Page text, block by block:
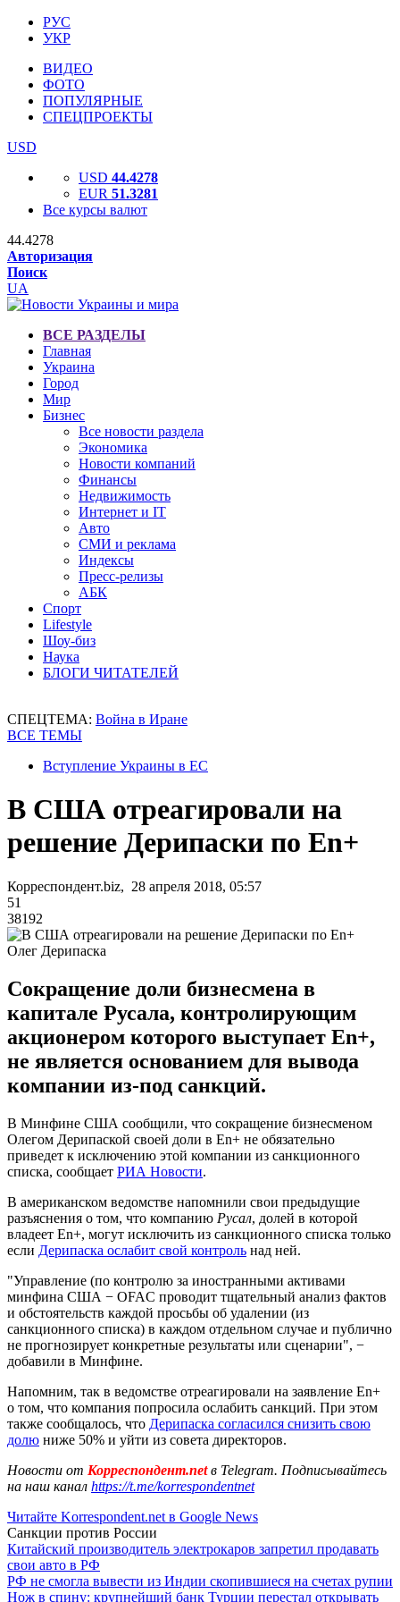
РУС
УКР
ВИДЕО
ФОТО
ПОПУЛЯРНЫЕ
СПЕЦПРОЕКТЫ
USD
USD 44.4278
EUR 51.3281
Все курсы валют
44.4278
Авторизация
Поиск
UA
ВСЕ РАЗДЕЛЫ
Главная
Украина
Город
Мир
Бизнес
Все новости раздела
Экономика
Новости компаний
Финансы
Недвижимость
Интернет и IT
Авто
СМИ и реклама
Индексы
Пресс-релизы
АБК
Спорт
Lifestyle
Шоу-биз
Наука
БЛОГИ ЧИТАТЕЛЕЙ
СПЕЦТЕМА: Война в Иране
ВСЕ ТЕМЫ
Вступление Украины в ЕС
В США отреагировали на
решение Дерипаски по En+
Корреспондент.biz, 28 апреля 2018, 05:57
51
38192
Олег Дерипаска
Сокращение доли бизнесмена в
капитале Русала, контролирующим
акционером которого выступает En+,
не является основанием для вывода
компании из-под санкций.
В Минфине США сообщили, что сокращение бизнесменом
Олегом Дерипаской своей доли в En+ не обязательно
приведет к исключению этой компании из санкционного
списка, сообщает РИА Новости.
В американском ведомстве напомнили свои предыдущие
разъяснения о том, что компанию Русал, долей в которой
владеет En+, могут исключить из санкционного списка только
если Дерипаска ослабит свой контроль над ней.
"Управление (по контролю за иностранными активами
минфина США − OFAC проводит тщательный анализ фактов
и обстоятельств каждой просьбы об удалении (из
санкционного списка) в каждом отдельном случае и публично
не прогнозирует конкретные результаты или сценарии", −
добавили в Минфине.
Напомним, так в ведомстве отреагировали на заявление En+
о том, что компания попросила ослабить санкций. При этом
также сообщалось, что Дерипаска согласился снизить свою
долю ниже 50% и уйти из совета директоров.
Новости от Корреспондент.netв Telegram. Подписывайтесь
на наш канал https://t.me/korrespondentnet
Читайте Korrespondent.net в Google News
Санкции против России
Китайский производитель электрокаров запретил продавать
свои авто в РФ
РФ не смогла вывести из Индии скопившиеся на счетах рупии
Нож в спину: крупнейший банк Турции перестал открывать